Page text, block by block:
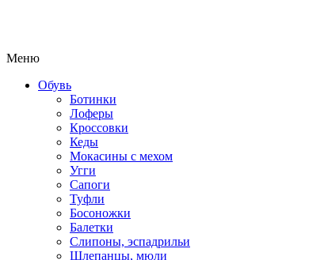
Меню
Обувь
Ботинки
Лоферы
Кроссовки
Кеды
Мокасины с мехом
Угги
Сапоги
Туфли
Босоножки
Балетки
Слипоны, эспадрильи
Шлепанцы, мюли